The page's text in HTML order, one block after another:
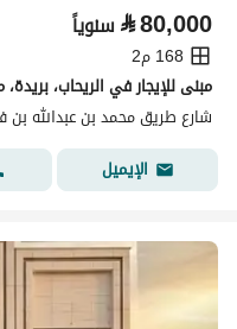
⃁80,000 سنوياً
168 م2
مبنى للإيجار في الريحاب،
الإيميل